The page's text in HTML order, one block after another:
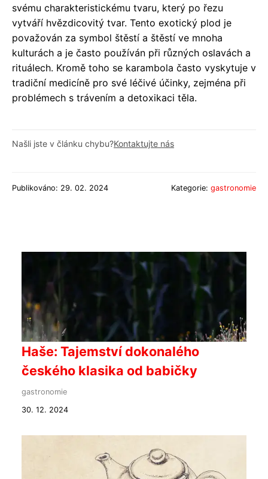
svému charakteristickému tvaru, který po řezu
vytváří hvězdicovitý tvar. Tento exotický plod je
považován za symbol štěstí a štěstí ve mnoha
kulturách a je často používán při různých oslavách a
rituálech. Kromě toho se karambola často vyskytuje v
tradiční medicíně pro své léčivé účinky, zejména při
problémech s trávením a detoxikaci těla.
Našli jste v článku chybu?Kontaktujte nás
Publikováno: 29. 02. 2024 Kategorie: gastronomie
Haše: Tajemství dokonalého
českého klasika od babičky
gastronomie
30. 12. 2024